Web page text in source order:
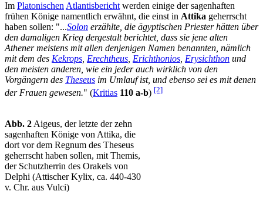
Im Platonischen Atlantisbericht werden einige der sagenhaften
frühen Könige namentlich erwähnt, die einst in Attika geherrscht
haben sollen: "...Solon erzählte, die ägyptischen Priester hätten über
den damaligen Krieg dergestalt berichtet, dass sie jene alten
Athener meistens mit allen denjenigen Namen benannten, nämlich
mit dem des Kekrops Erechtheus Erichthonios Erysichthon und
den meisten anderen, wie ein jeder auch wirklich von den
Vorgängern des Theseus im Umlauf ist, und ebenso sei es mit denen
der Frauen gewesen." (Kritias 110 a-b) [2]
Abb. 2 Aigeus, der letzte der zehn
sagenhaften Könige von Attika, die
dort vor dem Regnum des Theseus
geherrscht haben sollen, mit Themis,
der Schutzherrin des Orakels von
Delphi (Attischer Kylix, ca. 440-430
v. Chr. aus Vulci)